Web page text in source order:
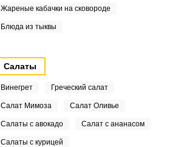
Жареные кабачки на сковороде
Блюда из тыквы
Салаты
Винегрет Греческий салат
Салат Мимоза Салат Оливье
Салаты с авокадо Салат с ананасом
Салаты с курицей